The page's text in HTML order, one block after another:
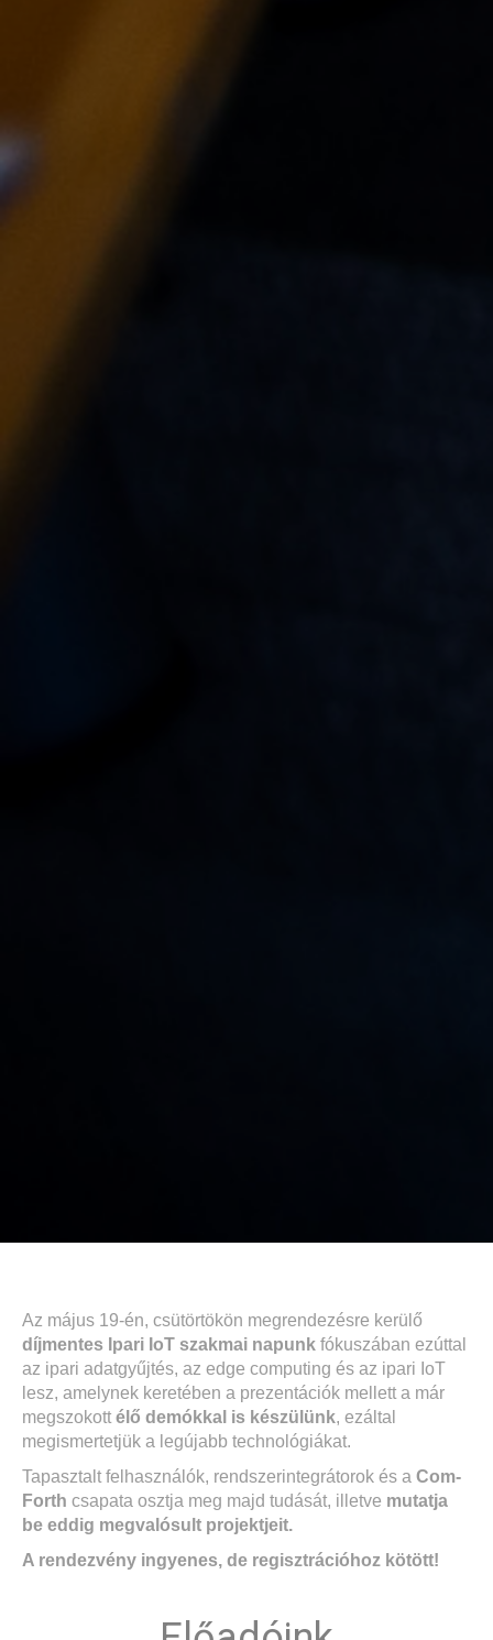
Az május 19-én, csütörtökön megrendezésre kerülő
díjmentes Ipari IoT szakmai napunk fókuszában ezúttal
az ipari adatgyűjtés, az edge computing és az ipari IoT
lesz, amelynek keretében a prezentációk mellett a már
megszokott élő demókkal is készülünk, ezáltal
megismertetjük a legújabb technológiákat.
Tapasztalt felhasználók, rendszerintegrátorok és a Com-
Forth csapata osztja meg majd tudását, illetve mutatja
be eddig megvalósult projektjeit.
A rendezvény ingyenes, de regisztrációhoz kötött!